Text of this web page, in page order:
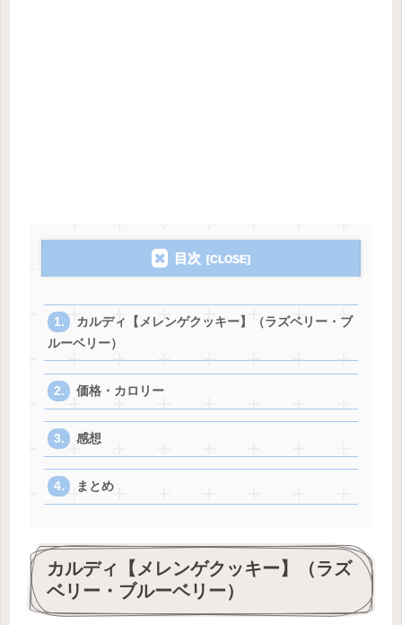
目次
カルディ【メレンゲクッキー】（ラズベリー・ブ
ルーベリー）
価格・カロリー
感想
まとめ
カルディ【メレンゲクッキー】（ラズ
ベリー・ブルーベリー）